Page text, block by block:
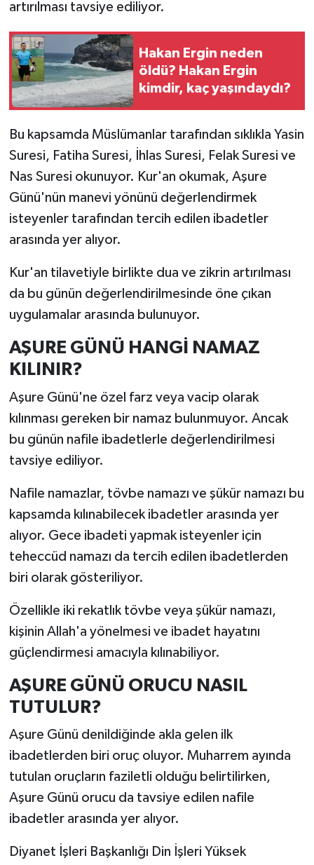
artırılması tavsiye ediliyor.
Hakan Ergin neden
öldü? Hakan Ergin
kimdir, kaç yaşındaydı?
Bu kapsamda Müslümanlar tarafından sıklıkla Yasin
Suresi, Fatiha Suresi, İhlas Suresi, Felak Suresi ve
Nas Suresi okunuyor. Kur'an okumak, Aşure
Günü'nün manevi yönünü değerlendirmek
isteyenler tarafından tercih edilen ibadetler
arasında yer alıyor.
Kur'an tilavetiyle birlikte dua ve zikrin artırılması
da bu günün değerlendirilmesinde öne çıkan
uygulamalar arasında bulunuyor.
AŞURE GÜNÜ HANGİ NAMAZ
KILINIR?
Aşure Günü'ne özel farz veya vacip olarak
kılınması gereken bir namaz bulunmuyor. Ancak
bu günün nafile ibadetlerle değerlendirilmesi
tavsiye ediliyor.
Nafile namazlar, tövbe namazı ve şükür namazı bu
kapsamda kılınabilecek ibadetler arasında yer
alıyor. Gece ibadeti yapmak isteyenler için
teheccüd namazı da tercih edilen ibadetlerden
biri olarak gösteriliyor.
Özellikle iki rekatlık tövbe veya şükür namazı,
kişinin Allah'a yönelmesi ve ibadet hayatını
güçlendirmesi amacıyla kılınabiliyor.
AŞURE GÜNÜ ORUCU NASIL
TUTULUR?
Aşure Günü denildiğinde akla gelen ilk
ibadetlerden biri oruç oluyor. Muharrem ayında
tutulan oruçların faziletli olduğu belirtilirken,
Aşure Günü orucu da tavsiye edilen nafile
ibadetler arasında yer alıyor.
Diyanet İşleri Başkanlığı Din İşleri Yüksek